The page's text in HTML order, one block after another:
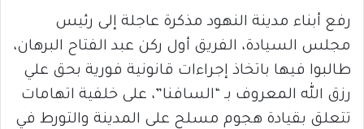
رفع أبناء مدينة النهود مذكرة عاجلة إلى رئيس
مجلس السيادة، الفريق أول ركن عبد الفتاح البرهان،
طالبوا فيها باتخاذ إجراءات قانونية فورية بحق علي
رزق الله المعروف بـ “السافنا”، على خلفية اتهامات
تتعلق بقيادة هجوم مسلح على المدينة والتورط في